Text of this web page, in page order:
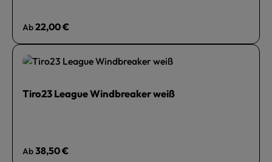
Regulärer Preis:
Ab22,00 €
Tiro23 League Windbreaker weiß
Regulärer Preis:
Ab38,50 €